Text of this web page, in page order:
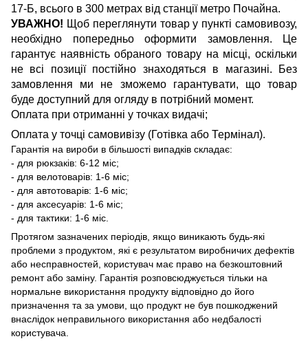
17-Б, всього в 300 метрах від станції метро Почайна.
УВАЖНО! Щоб переглянути товар у пункті самовивозу,
необхідно попередньо оформити замовлення. Це
гарантує наявність обраного товару на місці, оскільки
не всі позиції постійно знаходяться в магазині. Без
замовлення ми не зможемо гарантувати, що товар
буде доступний для огляду в потрібний момент.
Оплата при отриманні у точках видачі;
Оплата у точці самовивізу (Готівка або Термінал).
Гарантія на вироби в більшості випадків складає:
- для рюкзаків: 6-12 міс;
- для велотоварів: 1-6 міс;
- для автотоварів: 1-6 міс;
- для аксесуарів: 1-6 міс;
- для тактики: 1-6 міс.
Протягом зазначених періодів, якщо виникають будь-які
проблеми з продуктом, які є результатом виробничих дефектів
або несправностей, користувач має право на безкоштовний
ремонт або заміну. Гарантія розповсюджується тільки на
нормальне використання продукту відповідно до його
призначення та за умови, що продукт не був пошкоджений
внаслідок неправильного використання або недбалості
користувача.